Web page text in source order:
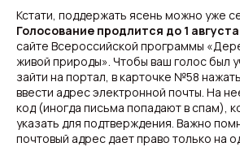
Кстати, поддержать ясень можно уже
Голосование продлится до 1
сайте Всероссийской программы
живой природы». Чтобы ваш голос был
зайти на портал, в карточке №58
ввести адрес электронной почты. На
код (иногда письма попадают в спам),
указать для подтверждения. Важно
почтовый адрес дает право только на